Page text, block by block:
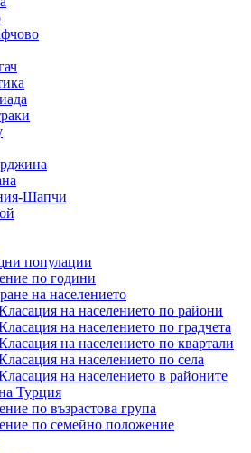
Шапчи
популации
по години
на населението
на населението по райони
на населението по градчета
на населението по квартали
на населението по села
на населението в районите
Турция
по възрастова група
по семейно положение